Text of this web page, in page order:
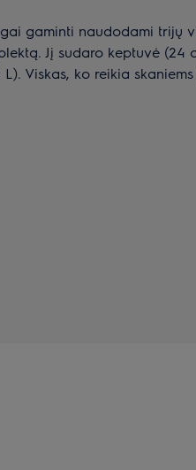
gaminti naudodami trijų
Jį sudaro keptuvė (24
Viskas, ko reikia